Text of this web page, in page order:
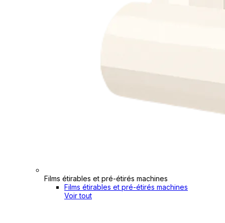
Films étirables et pré-étirés machines
Films étirables et pré-étirés machines
Voir tout